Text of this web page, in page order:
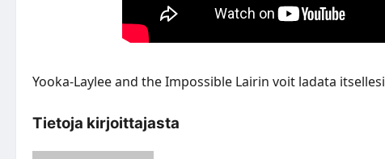
Yooka-Laylee and the Impossible Lairin voit ladata itsellesi
Tietoja kirjoittajasta